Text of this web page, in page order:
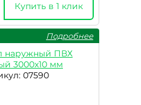
Купить в 1 клик
Подробнее
наружный ПВХ
3000х10 мм
07590